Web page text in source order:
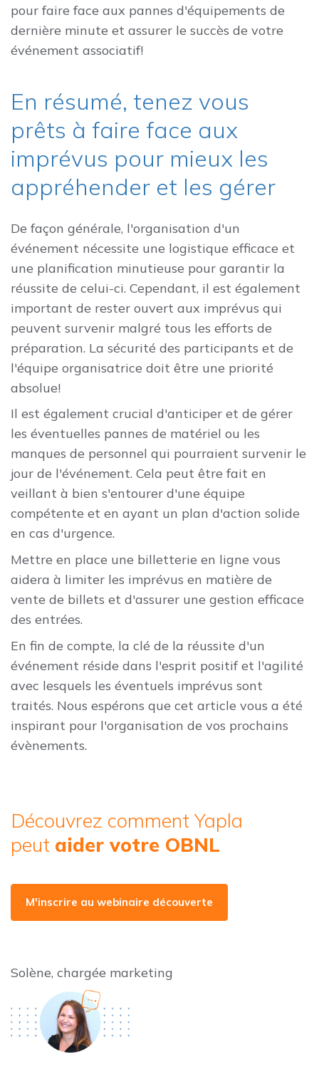
pour faire face aux pannes d'équipements de
dernière minute et assurer le succès de votre
événement associatif!
En résumé, tenez vous
prêts à faire face aux
imprévus pour mieux les
appréhender et les gérer
De façon générale, l'organisation d'un
événement nécessite une logistique efficace et
une planification minutieuse pour garantir la
réussite de celui-ci. Cependant, il est également
important de rester ouvert aux imprévus qui
peuvent survenir malgré tous les efforts de
préparation. La sécurité des participants et de
l'équipe organisatrice doit être une priorité
absolue!
Il est également crucial d'anticiper et de gérer
les éventuelles pannes de matériel ou les
manques de personnel qui pourraient survenir le
jour de l'événement. Cela peut être fait en
veillant à bien s'entourer d'une équipe
compétente et en ayant un plan d'action solide
en cas d'urgence.
Mettre en place une billetterie en ligne vous
aidera à limiter les imprévus en matière de
vente de billets et d'assurer une gestion efficace
des entrées.
En fin de compte, la clé de la réussite d'un
événement réside dans l'esprit positif et l'agilité
avec lesquels les éventuels imprévus sont
traités. Nous espérons que cet article vous a été
inspirant pour l'organisation de vos prochains
évènements.
Découvrez comment Yapla
peut aider votre OBNL
M'inscrire au webinaire découverte
Solène, chargée marketing